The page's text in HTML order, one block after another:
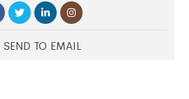
SEND TO EMAIL